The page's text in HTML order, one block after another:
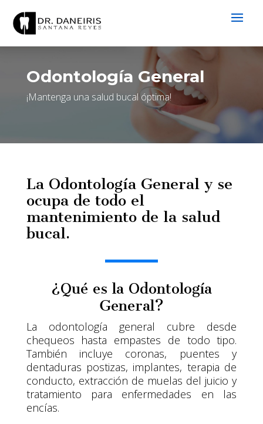
Odontología General
¡Mantenga una salud bucal óptima!
La Odontología General y se
ocupa de todo el
mantenimiento de la salud
bucal.
¿Qué es la Odontología
General?
La odontología general cubre desde
chequeos hasta empastes de todo tipo.
También incluye coronas, puentes y
dentaduras postizas, implantes, terapia de
conducto, extracción de muelas del juicio y
tratamiento para enfermedades en las
encías.